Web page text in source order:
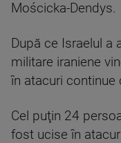
Mościcka-Dendys.
După ce Israelul a
militare iraniene
în atacuri continue
Cel puţin 24
fost ucise în